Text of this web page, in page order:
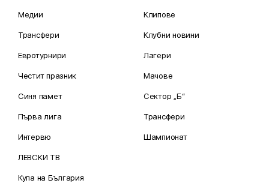
Медии
Трансфери
Евротурнири
Честит празник
Синя памет
Първа лига
Интервю
ЛЕВСКИ ТВ
Купа на България
Клипове
Клубни новини
Лагери
Мачове
Сектор „Б“
Трансфери
Шампионат